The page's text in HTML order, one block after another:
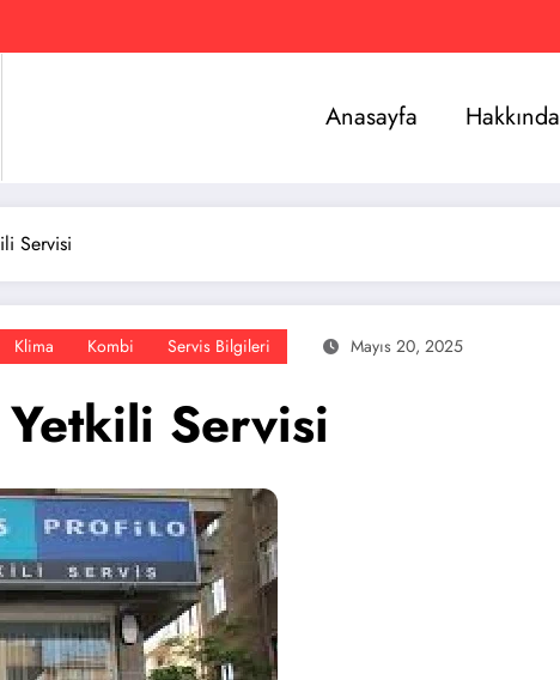
Anasayfa Hakkında
Servisi
Klima Kombi Servis Bilgileri Mayıs 20, 2025
Servisi